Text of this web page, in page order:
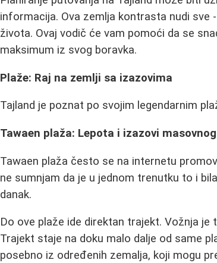
informacija. Ova zemlja kontrasta nudi sve
života. Ovaj vodič će vam pomoći da se
maksimum iz svog boravka.
Plaže: Raj na zemlji sa izazovima
Tajland je poznat po svojim legendarnim
Tawaen plaža: Lepota i izazovi
Tawaen plaža često se na internetu
ne sumnjam da je u jednom trenutku to i
danak.
Do ove plaže ide direktan trajekt. Vožnja
Trajekt staje na doku malo dalje od same
posebno iz određenih zemalja, koji mogu